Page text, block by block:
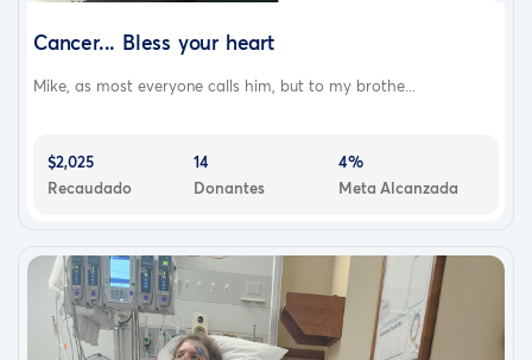
Cancer... Bless your heart
Mike, as most everyone calls him, but to my brothe...
$2,025
Recaudado
14
Donantes
4%
Meta Alcanzada